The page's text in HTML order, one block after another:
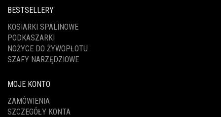
BESTSELLERY
KOSIARKI SPALINOWE
PODKASZARKI
NOŻYCE DO ŻYWOPŁOTU
SZAFY NARZĘDZIOWE
MOJE KONTO
ZAMÓWIENIA
SZCZEGÓŁY KONTA